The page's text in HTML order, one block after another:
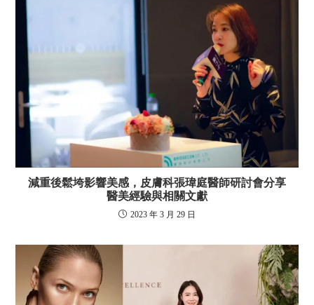
減重後鬆垮影響美感，皮膚科張瑋庭醫師研討會分享
醫美經驗與相關文獻
2023 年 3 月 29 日